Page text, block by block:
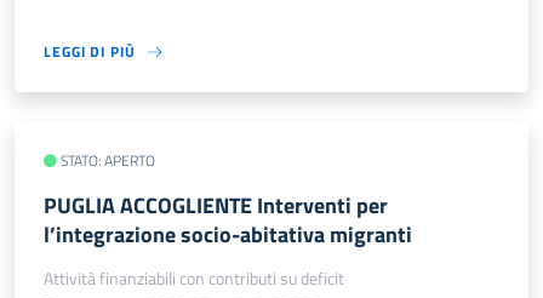
LEGGI DI PIÙ
STATO: APERTO
PUGLIA ACCOGLIENTE Interventi per
l’integrazione socio-abitativa migranti
Attività finanziabili con contributi su deficit